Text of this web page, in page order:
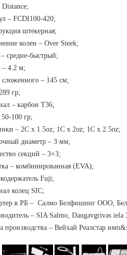
– FCDI100-420;
штекерная;
колен – Over Steek;
средне-быстрый;
– 4.2 м;
сложенного – 145 см;
гр;
– карбон Т36;
50-100 гр;
– 2C x 1.5oz; 1C x 2oz; 1C x 2.5oz;
диаметр – 3 мм;
секций – 3+3;
– комбинированная (EVA);
Fuji;
колец SIC;
в РБ – Салмо Белфишинг ООО,
– SIA Salmo, Daugavgrivas
производства – Вейхай Реалстар